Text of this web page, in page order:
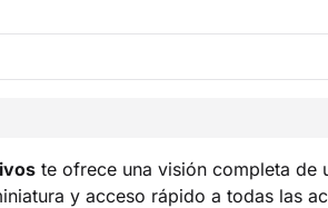
te ofrece una visión completa de
y acceso rápido a todas las